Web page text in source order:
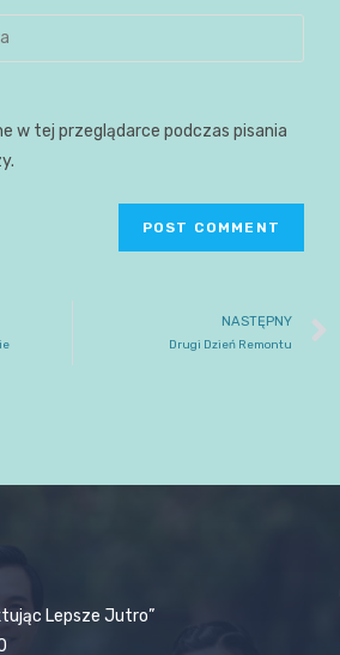
w tej przeglądarce podczas pisania
NASTĘPNY
Drugi Dzień Remontu
Lepsze Jutro”